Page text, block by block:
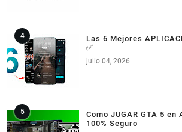
Las 6 Mejores
✅
julio 04, 2026
Como JUGAR GTA 5 en
100% Seguro